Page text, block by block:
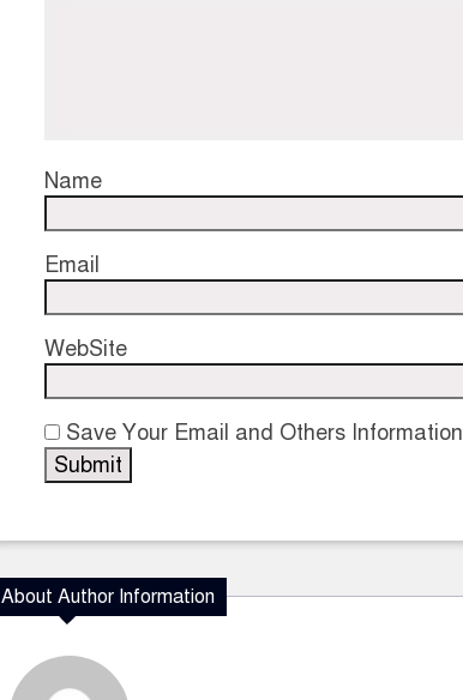
Name
Email
WebSite
Save Your Email and Others Information
About Author Information